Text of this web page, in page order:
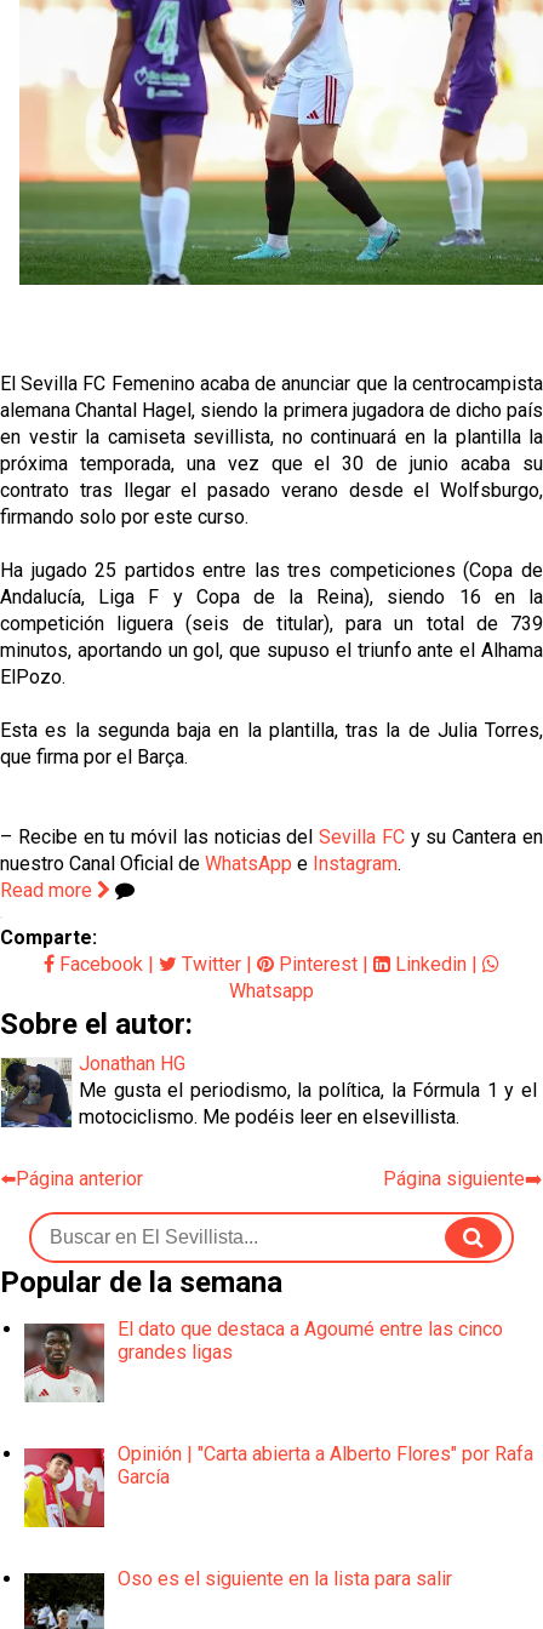
tiene nuevo portero y el Getafe mueve ficha... Las
últimas novedades del mercado de La Liga
Vargas y Sow se incorporan al grupo en la sesión
del martes
Patrick Mercado no jugará en el Sevilla FC
El Sevilla FC pregunta al Atlético de Madrid por la
situación de Iker Luque
El Sevilla FC Femenino acaba de anunciar que la centrocampista
alemana Chantal Hagel, siendo la primera jugadora de dicho país
en vestir la camiseta sevillista, no continuará en la plantilla la
próxima temporada, una vez que el 30 de junio acaba su
contrato tras llegar el pasado verano desde el Wolfsburgo,
firmando solo por este curso.
Ha jugado 25 partidos entre las tres competiciones (Copa de
Andalucía, Liga F y Copa de la Reina), siendo 16 en la
competición liguera (seis de titular), para un total de 739
minutos, aportando un gol, que supuso el triunfo ante el Alhama
ElPozo.
Esta es la segunda baja en la plantilla, tras la de Julia Torres,
que firma por el Barça.
– Recibe en tu móvil las noticias delSevilla FCy su Cantera en
nuestro Canal Oficial de WhatsApp e Instagram.
Read more
Comparte:
Facebook
Twitter Pinterest Linkedin
Whatsapp
Sobre el autor:
Jonathan HG
Me gusta el periodismo, la política, la Fórmula 1 y el
motociclismo. Me podéis leer en elsevillista.
⬅️Página anterior Página siguiente➡️
Popular de la semana
El dato que destaca a Agoumé entre las cinco
grandes ligas
Opinión | "Carta abierta a Alberto Flores" por Rafa
García
Oso es el siguiente en la lista para salir